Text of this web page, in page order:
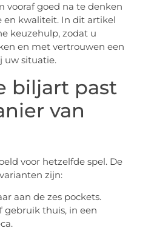
vooraf goed na te denken
en kwaliteit. In dit artikel
keuzehulp, zodat u
en met vertrouwen een
uw situatie.
biljart past
van
voor hetzelfde spel. De
zijn:
aan de zes pockets.
gebruik thuis, in een